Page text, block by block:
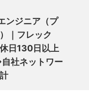
ンジニア（プ
｜フレック
日130日以上
社ネットワー